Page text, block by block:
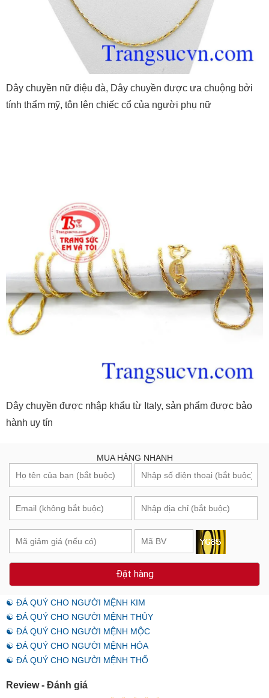
Dây chuyền nữ điệu đà, Dây chuyền được ưa chuộng bởi
tính thẩm mỹ, tôn lên chiếc cổ của người phụ nữ
Dây chuyền được nhập khẩu từ Italy, sản phẩm được bảo
hành uy tín
MUA HÀNG NHANH
Đặt hàng
☯ ĐÁ QUÝ CHO NGƯỜI MỆNH KIM
☯ ĐÁ QUÝ CHO NGƯỜI MỆNH THỦY
☯ ĐÁ QUÝ CHO NGƯỜI MỆNH MỘC
☯ ĐÁ QUÝ CHO NGƯỜI MỆNH HỎA
☯ ĐÁ QUÝ CHO NGƯỜI MỆNH THỔ
Review - Đánh giá